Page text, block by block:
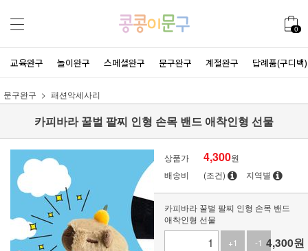
0
교육완구 놀이완구 스페셜완구 문구완구 계절완구 답례품(구디백)
문구완구 패션악세사리
카피바라 꿀벌 팔찌 인형 손목 밴드 애착인형 선물
상품가 4,300원
배송비
(조건) 지역별
카피바라 꿀벌 팔찌 인형 손목 밴드
애착인형 선물
+1
-1 4,300원